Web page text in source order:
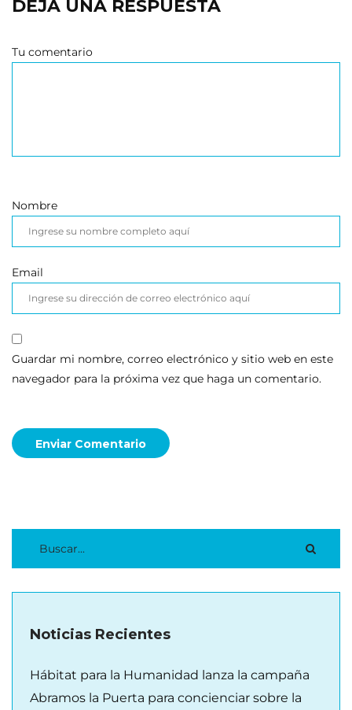
DEJA UNA RESPUESTA
Tu comentario
Nombre
Email
Guardar mi nombre, correo electrónico y sitio web en este
navegador para la próxima vez que haga un comentario.
Enviar Comentario
Noticias Recientes
Hábitat para la Humanidad lanza la campaña
Abramos la Puerta para concienciar sobre la